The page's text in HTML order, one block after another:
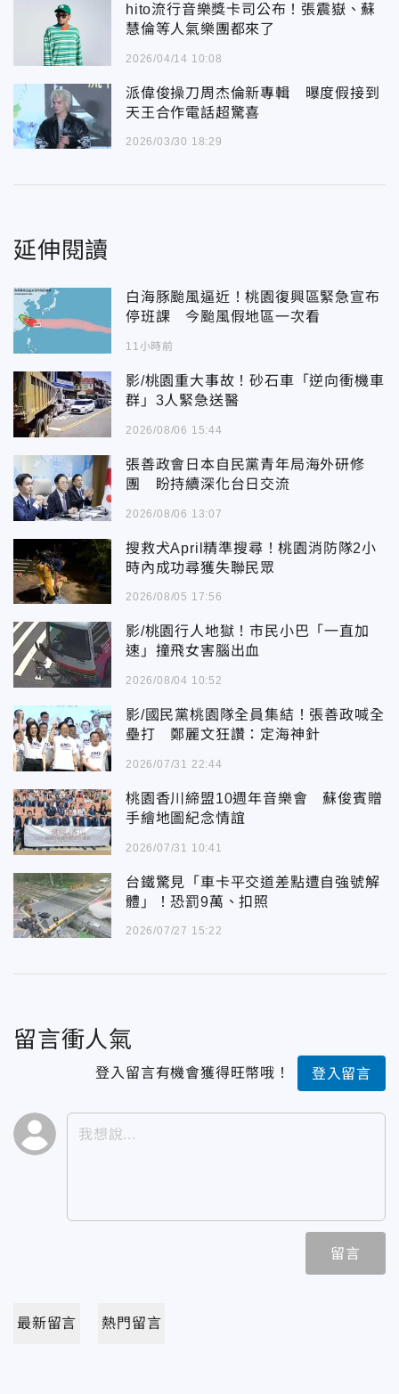
hito流行音樂獎卡司公布！張震嶽、蘇
慧倫等人氣樂團都來了
2026/04/14 10:08
派偉俊操刀周杰倫新專輯 曝度假接到
天王合作電話超驚喜
2026/03/30 18:29
延伸閱讀
白海豚颱風逼近！桃園復興區緊急宣布
停班課 今颱風假地區一次看
11小時前
影/桃園重大事故！砂石車「逆向衝機車
群」3人緊急送醫
2026/08/06 15:44
張善政會日本自民黨青年局海外研修
團 盼持續深化台日交流
2026/08/06 13:07
搜救犬April精準搜尋！桃園消防隊2小
時內成功尋獲失聯民眾
2026/08/05 17:56
影/桃園行人地獄！市民小巴「一直加
速」撞飛女害腦出血
2026/08/04 10:52
影/國民黨桃園隊全員集結！張善政喊全
壘打 鄭麗文狂讚：定海神針
2026/07/31 22:44
桃園香川締盟10週年音樂會 蘇俊賓贈
手繪地圖紀念情誼
2026/07/31 10:41
台鐵驚見「車卡平交道差點遭自強號解
體」！恐罰9萬、扣照
2026/07/27 15:22
留言衝人氣
登入留言有機會獲得旺幣哦！ 登入留言
留言
最新留言 熱門留言